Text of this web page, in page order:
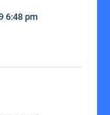
6:48 pm